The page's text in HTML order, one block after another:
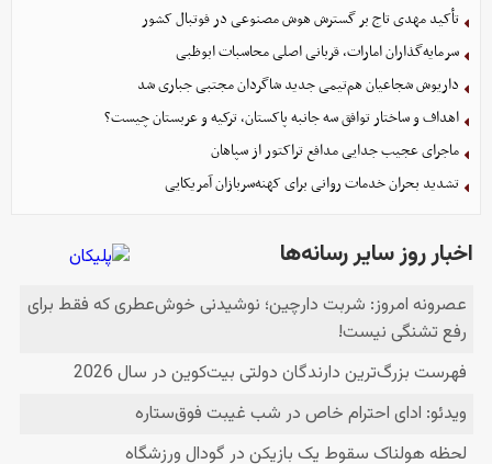
تأکید مهدی تاج بر گسترش هوش مصنوعی در فوتبال کشور
سرمایه‌گذاران امارات، قربانی اصلی محاسبات ابوظبی
داریوش شجاعیان هم‌تیمی جدید شاگردان مجتبی جباری شد
اهداف و ساختار توافق سه جانبه پاکستان، ترکیه و عربستان چیست؟
ماجرای عجیب جدایی مدافع تراکتور از سپاهان
تشدید بحران خدمات روانی برای کهنه‌سربازان آمریکایی